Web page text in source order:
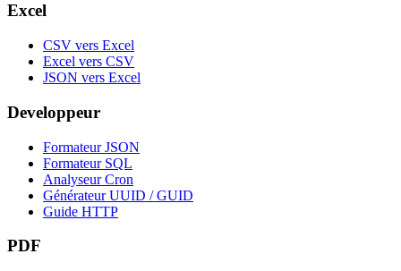
Excel
CSV vers Excel
Excel vers CSV
JSON vers Excel
Developpeur
Formateur JSON
Formateur SQL
Analyseur Cron
Générateur UUID / GUID
Guide HTTP
PDF